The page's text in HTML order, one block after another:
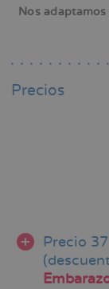
Nos
Precios
Precio